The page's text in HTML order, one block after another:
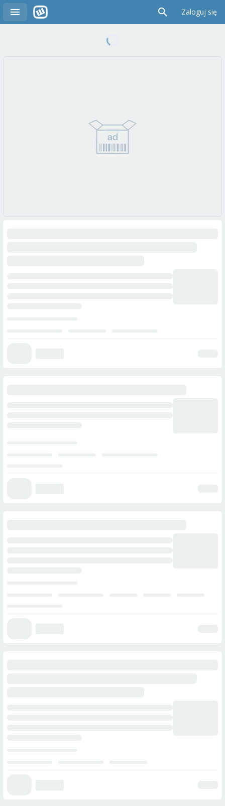
Zaloguj się